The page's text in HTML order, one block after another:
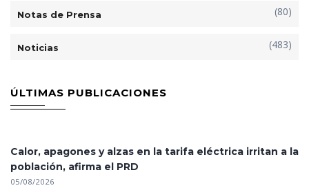
Notas de Prensa (80)
Noticias (483)
ÚLTIMAS PUBLICACIONES
Calor, apagones y alzas en la tarifa eléctrica irritan a la
población, afirma el PRD
05/08/2026